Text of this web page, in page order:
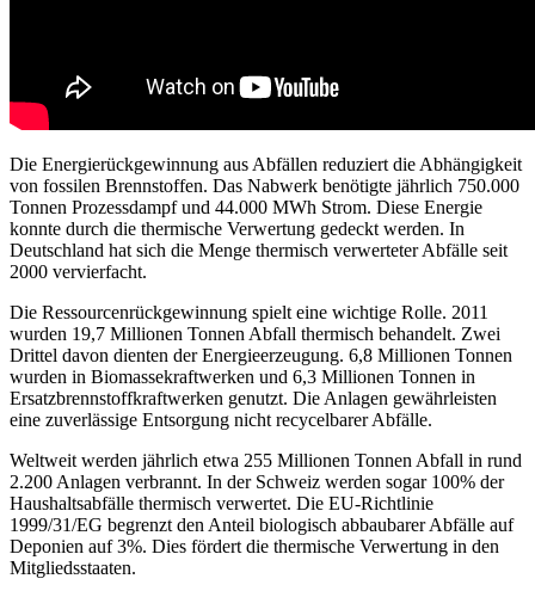
Die Energierückgewinnung aus Abfällen reduziert die Abhängigkeit
von fossilen Brennstoffen. Das Nabwerk benötigte jährlich 750.000
Tonnen Prozessdampf und 44.000 MWh Strom. Diese Energie
konnte durch die thermische Verwertung gedeckt werden. In
Deutschland hat sich die Menge thermisch verwerteter Abfälle seit
2000 vervierfacht.
Die Ressourcenrückgewinnung spielt eine wichtige Rolle. 2011
wurden 19,7 Millionen Tonnen Abfall thermisch behandelt. Zwei
Drittel davon dienten der Energieerzeugung. 6,8 Millionen Tonnen
wurden in Biomassekraftwerken und 6,3 Millionen Tonnen in
Ersatzbrennstoffkraftwerken genutzt. Die Anlagen gewährleisten
eine zuverlässige Entsorgung nicht recycelbarer Abfälle.
Weltweit werden jährlich etwa 255 Millionen Tonnen Abfall in rund
2.200 Anlagen verbrannt. In der Schweiz werden sogar 100% der
Haushaltsabfälle thermisch verwertet. Die EU-Richtlinie
1999/31/EG begrenzt den Anteil biologisch abbaubarer Abfälle auf
Deponien auf 3%. Dies fördert die thermische Verwertung in den
Mitgliedsstaaten.